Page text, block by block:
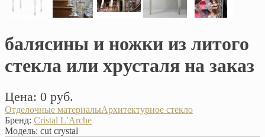
балясины и ножки из литого
стекла или хрусталя на заказ
Цена: 0 руб.
Отделочные материалыАрхитектурное стекло
Бренд: Cristal L’Arche
Модель: сut crystal